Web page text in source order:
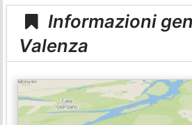
Informazioni
Valenza